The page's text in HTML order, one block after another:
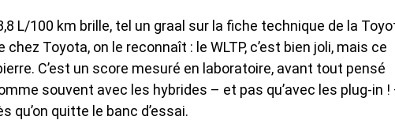
L/100 km brille, tel un graal sur la fiche technique de la
Toyota, on le reconnaît : le WLTP, c’est bien joli, mais ce
C’est un score mesuré en laboratoire, avant tout pensé
souvent avec les hybrides – et pas qu’avec les plug-in !
qu’on quitte le banc d’essai.